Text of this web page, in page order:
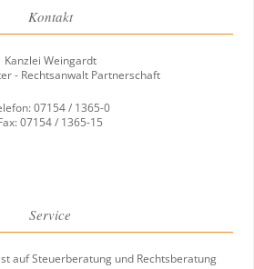
Kontakt
Kanzlei Weingardt
- Rechtsanwalt Partnerschaft
07154 / 1365-0
07154 / 1365-15
Service
auf Steuerberatung und Rechtsberatung